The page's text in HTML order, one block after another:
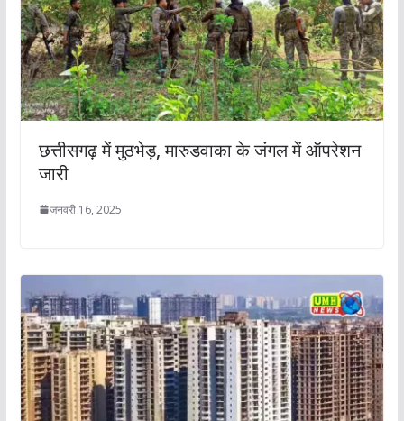
छत्तीसगढ़ में मुठभेड़, मारुडवाका के जंगल में ऑपरेशन
जारी
जनवरी 16, 2025